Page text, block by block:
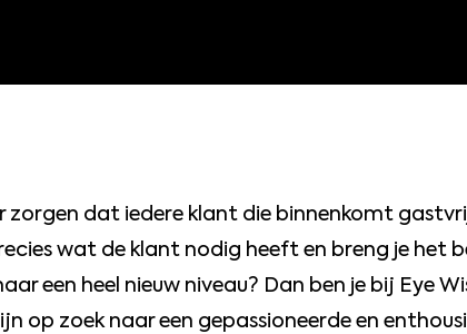
zorgen dat iedere klant die binnenkomt
wat de klant nodig heeft en breng je het
een heel nieuw niveau? Dan ben je bij Eye
op zoek naar een gepassioneerde en